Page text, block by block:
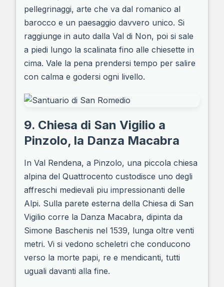
pellegrinaggi, arte che va dal romanico al
barocco e un paesaggio davvero unico. Si
raggiunge in auto dalla Val di Non, poi si sale
a piedi lungo la scalinata fino alle chiesette in
cima. Vale la pena prendersi tempo per salire
con calma e godersi ogni livello.
9. Chiesa di San Vigilio a
Pinzolo, la Danza Macabra
In Val Rendena, a Pinzolo, una piccola chiesa
alpina del Quattrocento custodisce uno degli
affreschi medievali piu impressionanti delle
Alpi. Sulla parete esterna della Chiesa di San
Vigilio corre la Danza Macabra, dipinta da
Simone Baschenis nel 1539, lunga oltre venti
metri. Vi si vedono scheletri che conducono
verso la morte papi, re e mendicanti, tutti
uguali davanti alla fine.